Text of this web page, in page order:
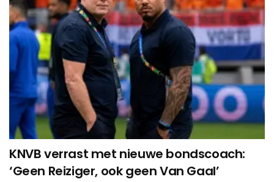
KNVB verrast met nieuwe bondscoach:
‘Geen Reiziger, ook geen Van Gaal’